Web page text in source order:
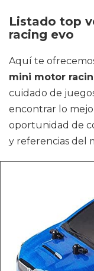
Listado top
racing evo
Aquí te
mini motor
cuidado de
encontrar lo
oportunidad de
y referencias del